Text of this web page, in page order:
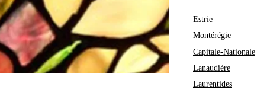
Estrie
Montérégie
Capitale-Nationale
Lanaudière
Laurentides